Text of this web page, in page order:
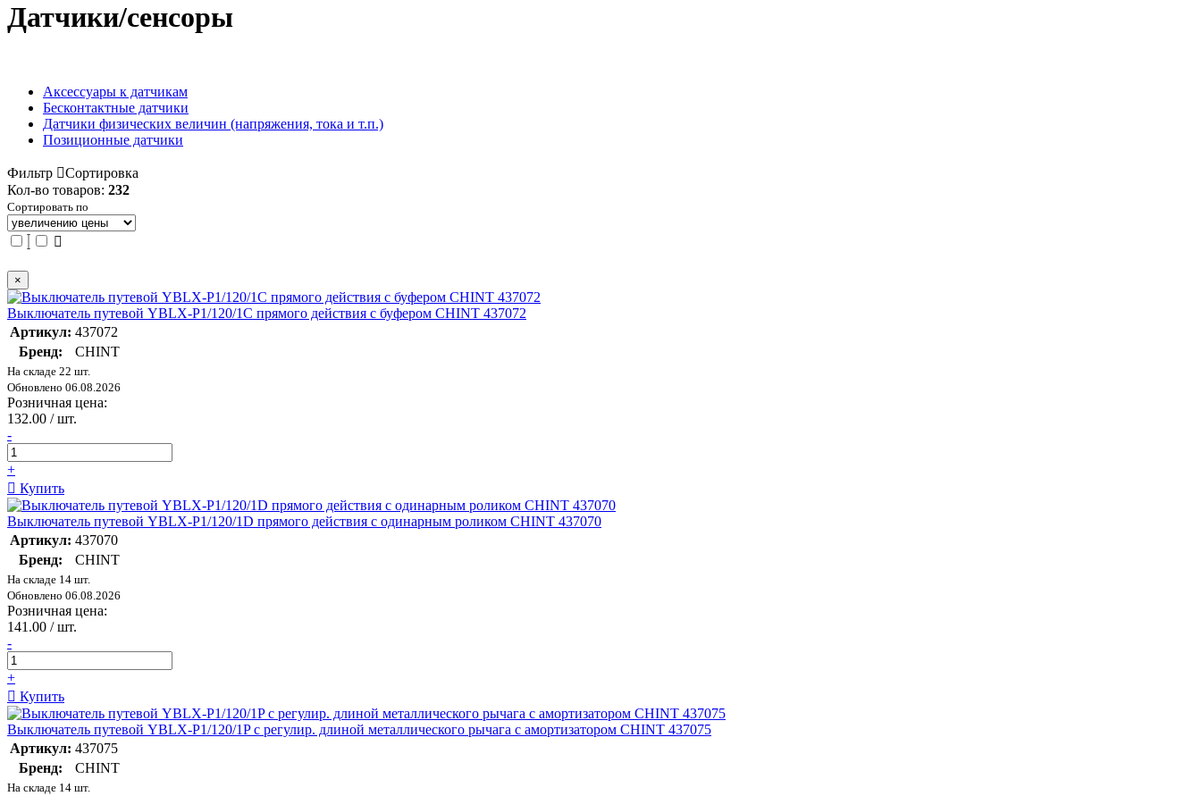
Датчики/сенсоры
Аксессуары к датчикам
Бесконтактные датчики
Датчики физических величин (напряжения, тока и т.п.)
Позиционные датчики
Фильтр
Сортировка
Кол-во товаров: 232
Сортировать по
×
Выключатель путевой YBLX-P1/120/1C прямого действия с буфером CHINT 437072
Артикул: 437072
Бренд:
CHINT
На складе 22 шт.
Обновлено 06.08.2026
Розничная цена:
132.00 / шт.
-
+
Купить
Выключатель путевой YBLX-P1/120/1D прямого действия с одинарным роликом CHINT 437070
Артикул: 437070
Бренд:
CHINT
На складе 14 шт.
Обновлено 06.08.2026
Розничная цена:
141.00 / шт.
-
+
Купить
Выключатель путевой YBLX-P1/120/1P с регулир. длиной металлического рычага с амортизатором CHINT 437075
Артикул: 437075
Бренд:
CHINT
На складе 14 шт.